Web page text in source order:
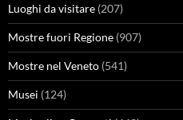
Luoghi da visitare (207)
Mostre fuori Regione (907)
Mostre nel Veneto (541)
Musei (124)